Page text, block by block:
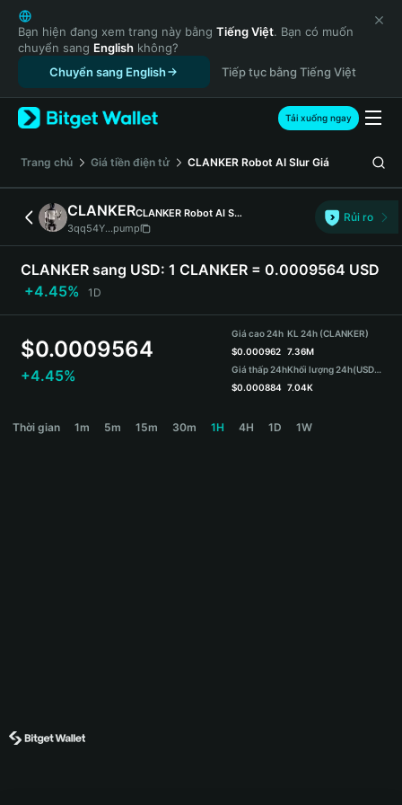
English
日本語
Tiếng Việt
Русский
Español (Latinoamérica)
Türkçe
Français
Deutsch
简体中文
繁體中文
Português (Portugal)
Bahasa Indonesia
ภาษาไทย
हिन्दी
Español
Português (Brasil)
Bạn hiện đang xem trang này bằng Tiếng Việt. Bạn có muốn
chuyển sang English không?
Chuyển sang English
Tiếp tục bằng Tiếng Việt
Tải xuống ngay
‌Trang chủ Giá tiền điện tử CLANKER Robot AI Slur Giá
CLANKER
CLANKER Robot AI Slur
3qq54Y...pump
Rủi ro
CLANKER sang USD: 1 CLANKER = 0.0009564 USD
+4.45%
1D
$0.0009564
+4.45%
Giá cao 24h
$0.000962
Giá thấp 24h
$0.000884
KL 24h (CLANKER)
7.36M
Khối lượng 24h(USDT)
7.04K
Thời gian 1m 5m 15m 30m 1H 4H 1D 1W